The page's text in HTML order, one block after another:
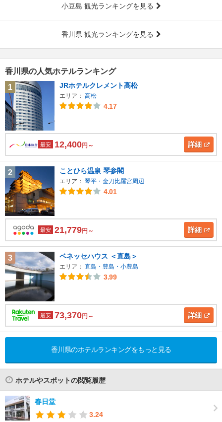
小豆島 観光ランキングを見る
香川県 観光ランキングを見る
香川県の人気ホテルランキング
1
JRホテルクレメント高松
エリア： 高松
4.17
最安 12,400円～ 詳細
2 ことひら温泉 琴参閣
エリア： 琴平・金刀比羅宮周辺
4.01
最安 21,779円～ 詳細
3 ベネッセハウス ＜直島＞
エリア： 直島・豊島・小豊島
3.99
最安 73,370円～ 詳細
香川県のホテルランキングをもっと見る
ホテルやスポットの閲覧履歴
春日堂
3.24